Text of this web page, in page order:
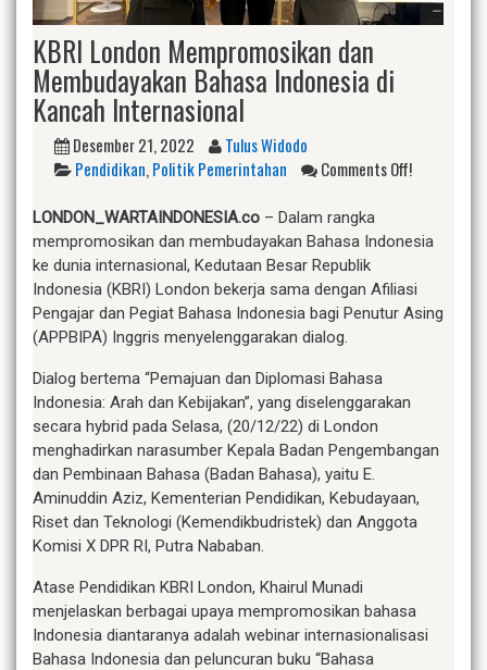
KBRI London Mempromosikan dan
Membudayakan Bahasa Indonesia di
Kancah Internasional
Desember 21, 2022
Tulus Widodo
Pendidikan,Politik Pemerintahan Comments Off!
LONDON_WARTAINDONESIA.co – Dalam rangka
mempromosikan dan membudayakan Bahasa Indonesia
ke dunia internasional, Kedutaan Besar Republik
Indonesia (KBRI) London bekerja sama dengan Afiliasi
Pengajar dan Pegiat Bahasa Indonesia bagi Penutur Asing
(APPBIPA) Inggris menyelenggarakan dialog.
Dialog bertema “Pemajuan dan Diplomasi Bahasa
Indonesia: Arah dan Kebijakan”, yang diselenggarakan
secara hybrid pada Selasa, (20/12/22) di London
menghadirkan narasumber Kepala Badan Pengembangan
dan Pembinaan Bahasa (Badan Bahasa), yaitu E.
Aminuddin Aziz, Kementerian Pendidikan, Kebudayaan,
Riset dan Teknologi (Kemendikbudristek) dan Anggota
Komisi X DPR RI, Putra Nababan.
Atase Pendidikan KBRI London, Khairul Munadi
menjelaskan berbagai upaya mempromosikan bahasa
Indonesia diantaranya adalah webinar internasionalisasi
Bahasa Indonesia dan peluncuran buku “Bahasa